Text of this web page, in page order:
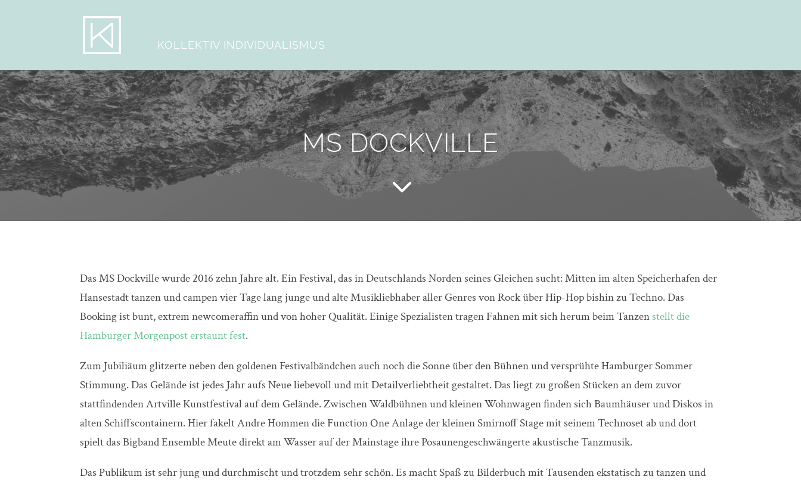
KOLLEKTIV INDIVIDUALISMUS
MS DOCKVILLE
3
Das MS Dockville wurde 2016 zehn Jahre alt. Ein Festival, das in Deutschlands Norden seines Gleichen sucht: Mitten im alten Speicherhafen der
Hansestadt tanzen und campen vier Tage lang junge und alte Musikliebhaber aller Genres von Rock über Hip-Hop bishin zu Techno. Das
Booking ist bunt, extrem newcomeraffin und von hoher Qualität. Einige Spezialisten tragen Fahnen mit sich herum beim Tanzenstellt die
Hamburger Morgenpost erstaunt fest.
Zum Jubiliäum glitzerte neben den goldenen Festivalbändchen auch noch die Sonne über den Bühnen und versprühte Hamburger Sommer
Stimmung. Das Gelände ist jedes Jahr aufs Neue liebevoll und mit Detailverliebtheit gestaltet. Das liegt zu großen Stücken an dem zuvor
stattfindenden Artville Kunstfestival auf dem Gelände. Zwischen Waldbühnen und kleinen Wohnwagen finden sich Baumhäuser und Diskos in
alten Schiffscontainern. Hier fakelt Andre Hommen die Function One Anlage der kleinen Smirnoff Stage mit seinem Technoset ab und dort
spielt das Bigband Ensemble Meute direkt am Wasser auf der Mainstage ihre Posaunengeschwängerte akustische Tanzmusik.
Das Publikum ist sehr jung und durchmischt und trotzdem sehr schön. Es macht Spaß zu Bilderbuch mit Tausenden ekstatisch zu tanzen und